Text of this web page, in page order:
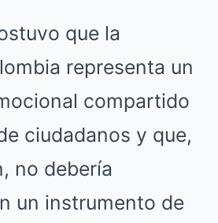
que la
representa un
compartido
ciudadanos y que,
no debería
un instrumento de